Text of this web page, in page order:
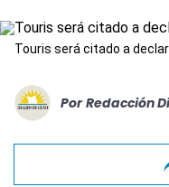
Touris será citado a
Por Redacción